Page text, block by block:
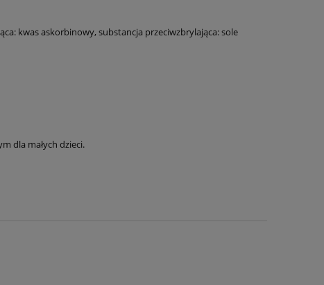
kwas askorbinowy, substancja przeciwzbrylająca: sole
dla małych dzieci.